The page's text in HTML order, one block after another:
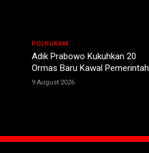
POLHUKAM
Adik Prabowo Kukuhkan 20
Ormas Baru Kawal Pemerintah
9 August 2026